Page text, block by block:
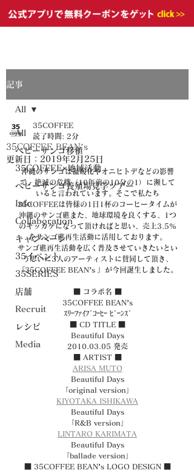
記事
All
ベビーサンゴ移植
35COFFEE×地域活動
ベビーサンゴ養殖場見学ツアー
Info
Collaboration
キャンペーン
35イベント
35SERIES
店舗
Recruit
レシピ
Media
All
35COFFEE BEAN’s
35COFFEE
読了時間: 2分
更新日： 2019年2月25日
沖縄のサンゴは温暖化やオニヒトデなどの影響
で、絶滅の危機（10年前の10分の1）に瀕して
いると言われています。そこで私たち
35COFFEEは皆様の1日1杯のコーヒータイムが
沖縄のサンゴ礁また、地球環境を良くする、1つ
のキッカケになって頂ければと思い、売上3.5%
をサンゴ礁再生活動に活用しております。
サンゴ礁再生活動を広く普及させていきたいとい
う思いに3人のアーティストに賛同して頂き、
『35COFFEE BEAN’s 』が今回誕生しました。
■ コラボ名 ■
35COFFEE BEAN’s
ｽﾘｰﾌｧｲﾌﾞｺｰﾋｰ ﾋﾞｰﾝｽﾞ
■ CD TITLE ■
Beautiful Days
2010.03.05 発売
■ ARTIST ■
ARISA MUTO
Beautiful Days
「original version」
KIYOTAKA ISHIKAWA
Beautiful Days
「R&B version」
LINTARO KARIMATA
Beautiful Days
「ballade version」
■ 35COFFEE BEAN’s LOGO DESIGN ■